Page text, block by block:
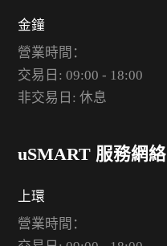
金鐘
營業時間：
交易日: 09:00 - 18:00
非交易日: 休息
uSMART 服務網絡
上環
營業時間：